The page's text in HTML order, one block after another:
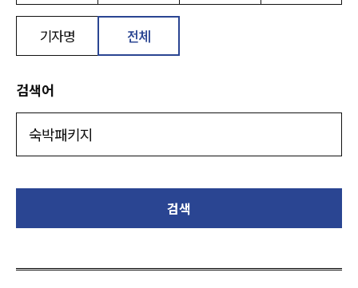
기자명 전체
검색어
검색